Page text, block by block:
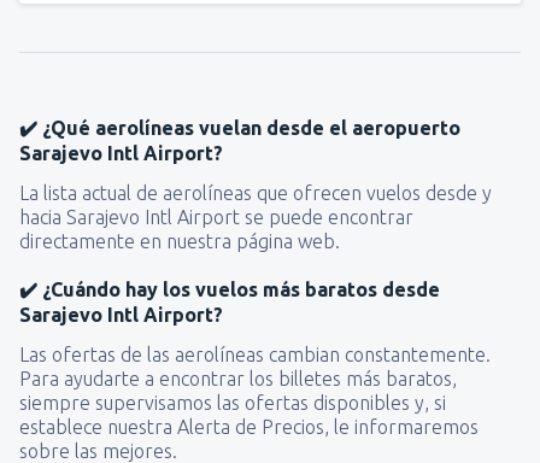
✔️ ¿Qué aerolíneas vuelan desde el aeropuerto
Sarajevo Intl Airport?
La lista actual de aerolíneas que ofrecen vuelos desde y
hacia Sarajevo Intl Airport se puede encontrar
directamente en nuestra página web.
✔️ ¿Cuándo hay los vuelos más baratos desde
Sarajevo Intl Airport?
Las ofertas de las aerolíneas cambian constantemente.
Para ayudarte a encontrar los billetes más baratos,
siempre supervisamos las ofertas disponibles y, si
establece nuestra Alerta de Precios, le informaremos
sobre las mejores.